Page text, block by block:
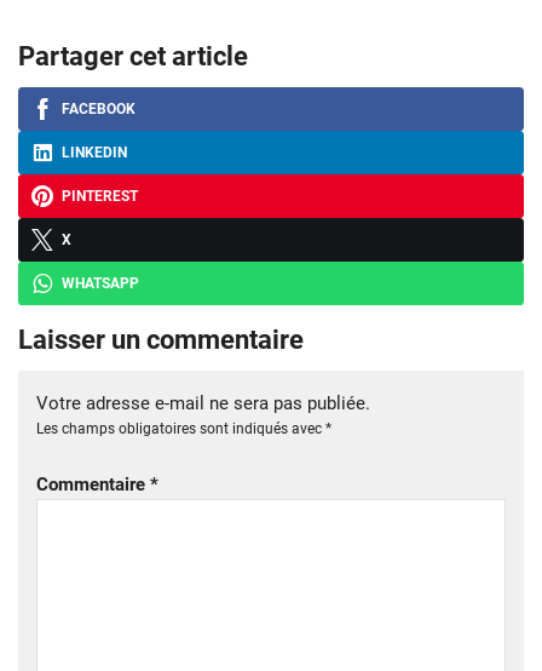
Partager cet article
FACEBOOK
LINKEDIN
PINTEREST
X
WHATSAPP
Laisser un commentaire
Votre adresse e-mail ne sera pas publiée.
Les champs obligatoires sont indiqués avec *
Commentaire *